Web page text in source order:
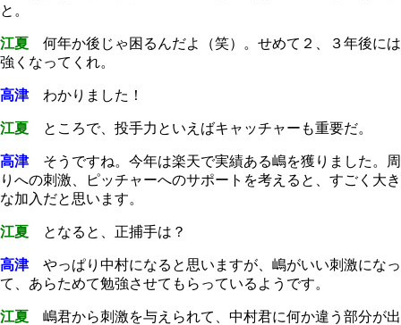
と。
江夏 何年か後じゃ困るんだよ（笑）。せめて２、３年後には
強くなってくれ。
高津わかりました！
江夏 ところで、投手力といえばキャッチャーも重要だ。
高津そうですね。今年は楽天で実績ある嶋を獲りました。周
りへの刺激、ピッチャーへのサポートを考えると、すごく大き
な加入だと思います。
江夏 となると、正捕手は？
高津やっぱり中村になると思いますが、嶋がいい刺激になっ
て、あらためて勉強させてもらっているようです。
江夏 嶋君から刺激を与えられて、中村君に何か違う部分が出